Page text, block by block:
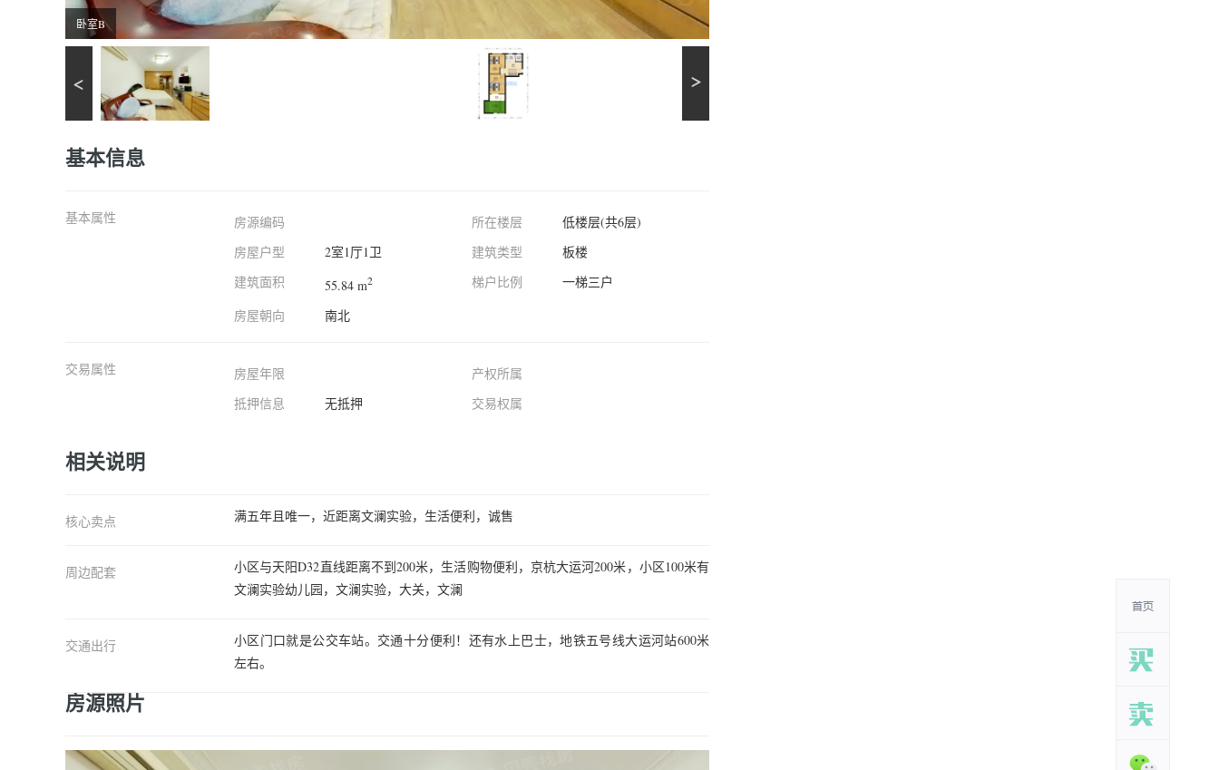
卧室B
卧室A
基本信息
基本属性
房源编码
房屋户型
2室1厅1卫
建筑面积
55.84 m2
房屋朝向 南北
所在楼层
低楼层(共6层)
建筑类型
板楼
梯户比例
一梯三户
交易属性
房屋年限
抵押信息
无抵押
产权所属
交易权属
相关说明
核心卖点 满五年且唯一，近距离文澜实验，生活便利，诚售
周边配套
小区与天阳D32直线距离不到200米，生活购物便利，京杭大运河200米，小区100米有
文澜实验幼儿园，文澜实验，大关，文澜
交通出行
小区门口就是公交车站。交通十分便利！还有水上巴士，地铁五号线大运河站600米
左右。
房源照片